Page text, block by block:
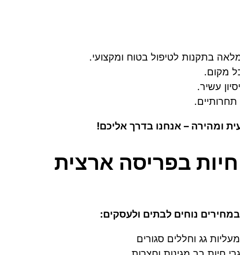
בתקנות לטיפול בטוח ומקצועי.
מקום.
עשיר.
תחרותיים.
ומהירה – אנחנו בדרך אליכם!
חיות בפריסה ארצית
נוחים לבתים ולעסקים:
מעליות גג וחללים סגורים